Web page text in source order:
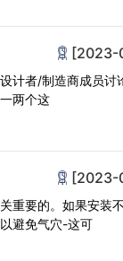
[2023-
计者/制造商成员讨
两个这
[2023-
重要的。如果安装
避免气穴-这可